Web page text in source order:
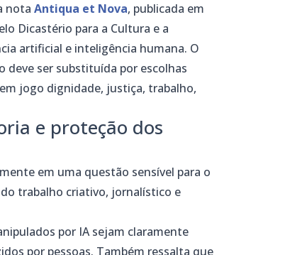
notaAntiqua et Nova, publicada em
Dicastério para a Cultura e a
artificial e inteligência humana. O
deve ser substituída por escolhas
jogo dignidade, justiça, trabalho,
e proteção dos
em uma questão sensível para o
trabalho criativo, jornalístico e
por IA sejam claramente
por pessoas. Também ressalta que